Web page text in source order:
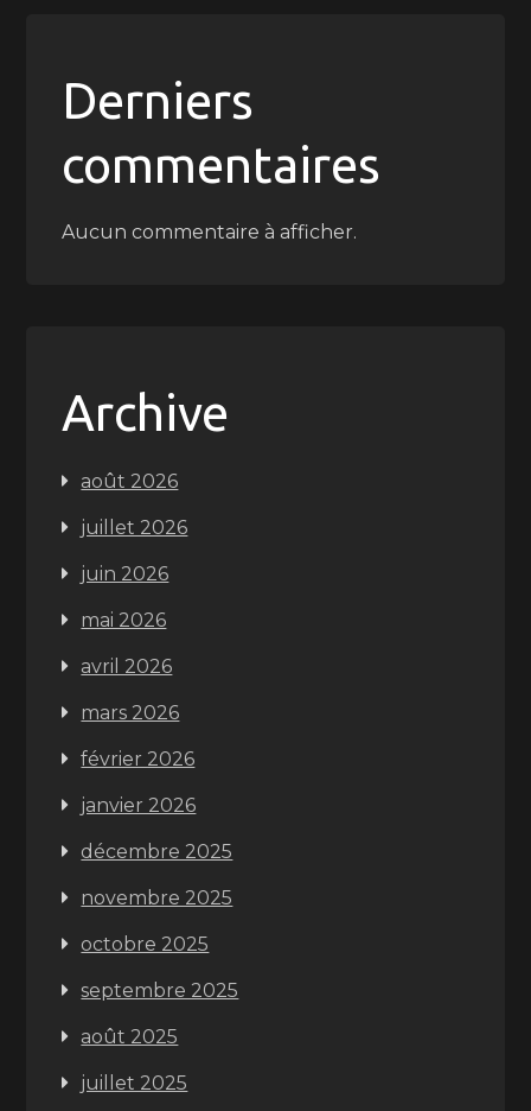
Derniers
commentaires
Aucun commentaire à afficher.
Archive
août 2026
juillet 2026
juin 2026
mai 2026
avril 2026
mars 2026
février 2026
janvier 2026
décembre 2025
novembre 2025
octobre 2025
septembre 2025
août 2025
juillet 2025